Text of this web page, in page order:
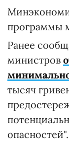
программы
Ранее
министров
тысяч
опасностей".